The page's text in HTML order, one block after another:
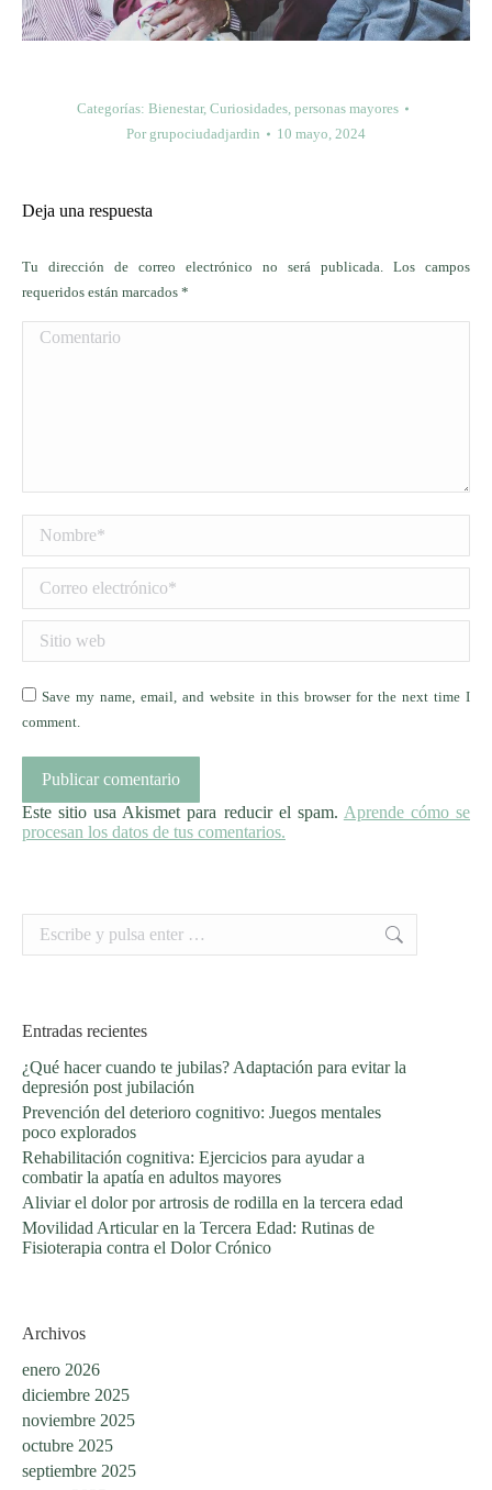
Categorías: Bienestar, Curiosidades, personas mayores
Por grupociudadjardin 10 mayo, 2024
Deja una respuesta
Tu dirección de correo electrónico no será publicada. Los campos
requeridos están marcados *
Comentario
Correo electrónico *
Save my name, email, and website in this browser for the next time I
comment.
Publicar comentario
Este sitio usa Akismet para reducir el spam. Aprende cómo se
procesan los datos de tus comentarios.
Entradas recientes
¿Qué hacer cuando te jubilas? Adaptación para evitar la
depresión post jubilación
Prevención del deterioro cognitivo: Juegos mentales
poco explorados
Rehabilitación cognitiva: Ejercicios para ayudar a
combatir la apatía en adultos mayores
Aliviar el dolor por artrosis de rodilla en la tercera edad
Movilidad Articular en la Tercera Edad: Rutinas de
Fisioterapia contra el Dolor Crónico
Archivos
enero 2026
diciembre 2025
noviembre 2025
octubre 2025
septiembre 2025